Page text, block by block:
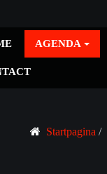
AGENDA
Startpagina